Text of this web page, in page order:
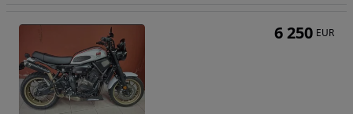
6 250 EUR